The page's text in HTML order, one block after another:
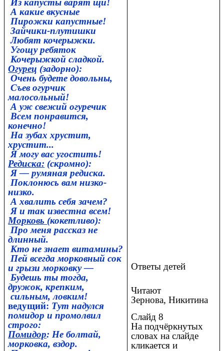
А какие вкусные
Пирожки капустные!
Зайчики-плутишки
Любят кочерыжки.
Угощу ребяток
Кочерыжкой сладкой.
Огурец (задорно):
Очень будете довольны,
Съев огурчик
малосольный!
А уж свежий огуречик
Всем понравится,
конечно!
На зубах хрустит,
хрустит...
Я могу вас угостить!
Редиска: (скромно):
Я — румяная редиска.
Поклонюсь вам низко-
низко.
А хвалить себя зачем?
Я и так известна всем!
Морковь (кокетливо):
Про меня рассказ не
длинный.
Кто не знает витамины?
Пей всегда морковный сок
и грызи морковку —
Будешь ты тогда,
дружок, крепким,
сильным, ловким!
ведущий: Тут надулся
помидор и промолвил
строго:
Помидор: Не болтай,
морковка, вздор.
Ответы детей
Читают
Зернова, Никитина
Слайд 8
На подчёркнутых
словах на слайде
кликается и